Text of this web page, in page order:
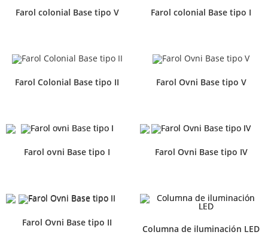
Farol colonial Base tipo V Farol colonial Base tipo I
Farol Colonial Base tipo II Farol Ovni Base tipo V
Farol ovni Base tipo I Farol Ovni Base tipo IV
Farol Ovni Base tipo II
Columna de iluminación LED